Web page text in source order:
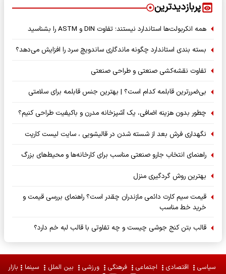
پربازدیدترین
همه انکربولت‌ها استاندارد نیستند؛ تفاوت DIN و ASTM را بشناسید
بسته‌ بندی استاندارد چگونه ماندگاری ساندویچ سرد را افزایش می‌دهد؟
تفاوت نقشه‌کشی صنعتی و طراحی صنعتی
بی‌ضررترین قابلمه کدام است؟ | بهترین جنس قابلمه برای سلامتی
چطور بدون هزینه اضافی، یک آشپزخانه مدرن و باکیفیت طراحی کنیم؟
نگهداری فرش بعد از شسته شدن در قالیشویی ، سایت لیست کارپت
راهنمای انتخاب جارو صنعتی مناسب برای کارخانه‌ها و محیط‌های بزرگ
بهترین روش گردگیری منزل
قیمت سیم کارت دائمی مازندران چقدر است؟ راهنمای بررسی قیمت و
خرید خط مناسب
قالب بتن کنج جوشی چیست و چه تفاوتی با قالب لبه خم دارد؟
سیاسی اقتصادی اجتماعی فرهنگی ورزشی بین الملل سینما بازار